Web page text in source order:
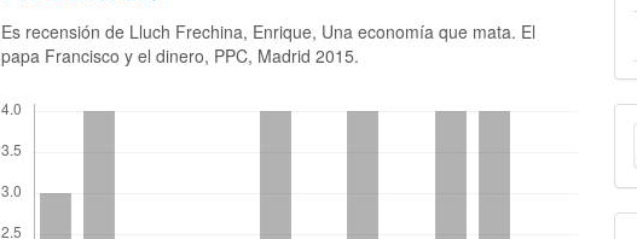
Es recensión de Lluch Frechina, Enrique, Una economía que mata. El
papa Francisco y el dinero, PPC, Madrid 2015.